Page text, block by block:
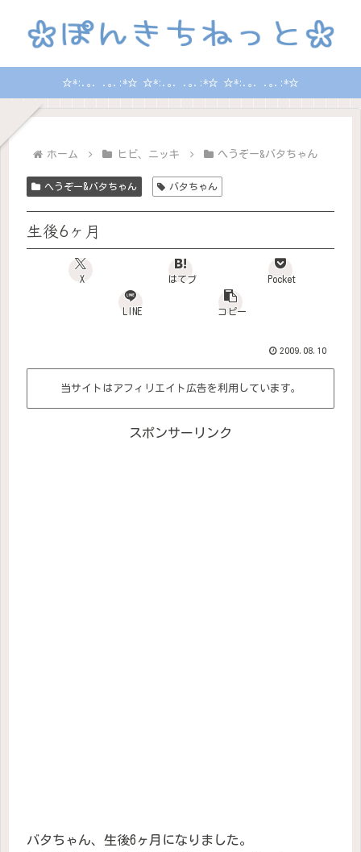
☆*:.｡. .｡.:*☆ ☆*:.｡. .｡.:*☆ ☆*:.｡. .｡.:*☆
ホーム ヒビ、ニッキ へうぞー&バタちゃん
へうぞー&バタちゃん バタちゃん
生後6ヶ月
X はてブ Pocket
LINE コピー
2009.08.10
当サイトはアフィリエイト広告を利用しています。
スポンサーリンク
バタちゃん、生後6ヶ月になりました。